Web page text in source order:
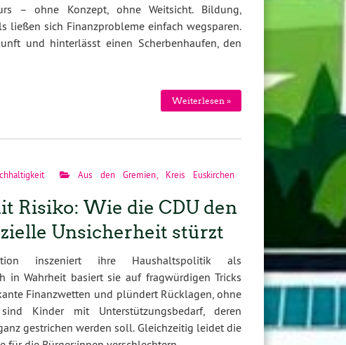
– ohne Konzept, ohne Weitsicht. Bildung,
ließen sich Finanzprobleme einfach wegsparen.
und hinterlässt einen Scherbenhaufen, den
Weiterlesen »
Aus den Gremien
Kreis Euskirchen
Risiko: Wie die CDU den
Unsicherheit stürzt
inszeniert ihre Haushaltspolitik als
in Wahrheit basiert sie auf fragwürdigen Tricks
Finanzwetten und plündert Rücklagen, ohne
Kinder mit Unterstützungsbedarf, deren
gestrichen werden soll. Gleichzeitig leidet die